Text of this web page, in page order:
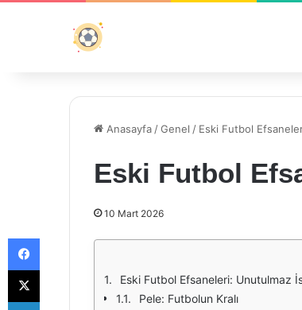
Anasayfa /Genel / Eski Futbol
Eski Futbol
10 Mart 2026
Eski Futbol Efsaneleri: Unutulmaz
Pele: Futbolun Kralı
Facebook
X
LinkedIn